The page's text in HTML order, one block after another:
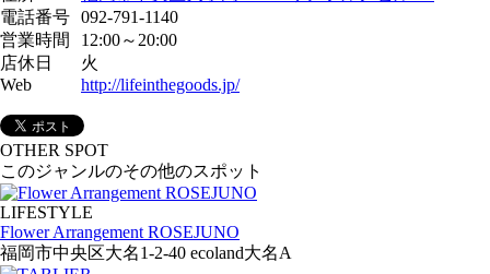
電話番号 092-791-1140
営業時間
12:00～20:00
店休日
火
Web
http://lifeinthegoods.jp/
OTHER SPOT
このジャンルのその他のスポット
LIFESTYLE
Flower Arrangement ROSEJUNO
福岡市中央区大名1-2-40 ecoland大名A